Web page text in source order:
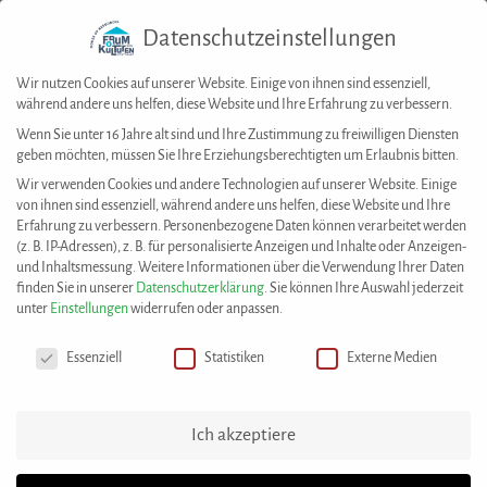
auf die migrantische Community
AKTUELLES
Datenschutzeinstellungen
Wir nutzen Cookies auf unserer Website. Einige von ihnen sind essenziell,
während andere uns helfen, diese Website und Ihre Erfahrung zu verbessern.
Wenn Sie unter 16 Jahre alt sind und Ihre Zustimmung zu freiwilligen Diensten
geben möchten, müssen Sie Ihre Erziehungsberechtigten um Erlaubnis bitten.
Wir verwenden Cookies und andere Technologien auf unserer Website. Einige
von ihnen sind essenziell, während andere uns helfen, diese Website und Ihre
Erfahrung zu verbessern. Personenbezogene Daten können verarbeitet werden
(z. B. IP-Adressen), z. B. für personalisierte Anzeigen und Inhalte oder Anzeigen-
und Inhaltsmessung. Weitere Informationen über die Verwendung Ihrer Daten
finden Sie in unserer Datenschutzerklärung. Sie können Ihre Auswahl jederzeit
unter Einstellungenwiderrufen oder anpassen.
Essenziell
Statistiken Externe Medien
Ich akzeptiere